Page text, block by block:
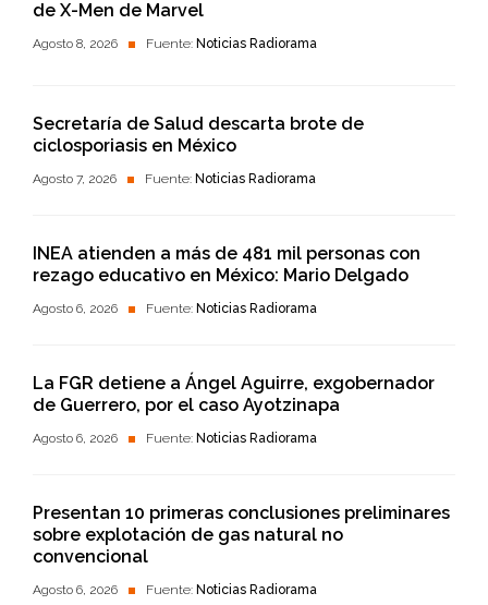
de X-Men de Marvel
Agosto 8, 2026 Fuente: Noticias Radiorama
Secretaría de Salud descarta brote de
ciclosporiasis en México
Agosto 7, 2026 Fuente: Noticias Radiorama
INEA atienden a más de 481 mil personas con
rezago educativo en México: Mario Delgado
Agosto 6, 2026 Fuente: Noticias Radiorama
La FGR detiene a Ángel Aguirre, exgobernador
de Guerrero, por el caso Ayotzinapa
Agosto 6, 2026 Fuente: Noticias Radiorama
Presentan 10 primeras conclusiones preliminares
sobre explotación de gas natural no
convencional
Agosto 6, 2026 Fuente: Noticias Radiorama